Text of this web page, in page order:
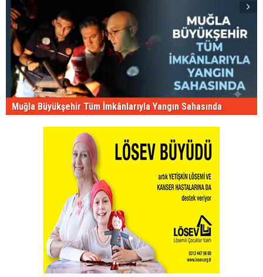
Muğla Büyükşehir Tüm İmkânlarıyla Yangın Sahasında